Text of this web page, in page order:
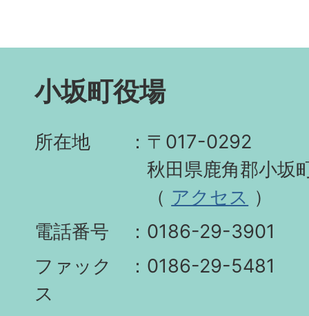
小坂町役場
所在地
〒017-0292
秋田県鹿角郡小坂
（ アクセス ）
電話番号
0186-29-3901
ファック
ス
0186-29-5481